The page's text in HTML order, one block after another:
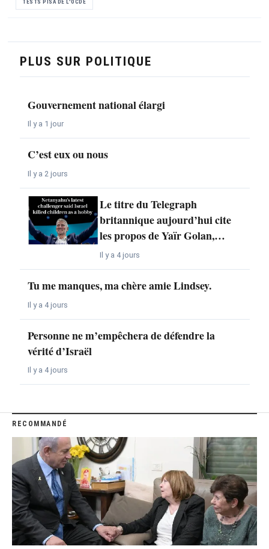
TESTS PISA DE L'OCDE
PLUS SUR POLITIQUE
Gouvernement national élargi
Il y a 1 jour
C’est eux ou nous
Il y a 2 jours
Le titre du Telegraph
britannique aujourd’hui cite
les propos de Yaïr Golan,…
Il y a 4 jours
Tu me manques, ma chère amie Lindsey.
Il y a 4 jours
Personne ne m’empêchera de défendre la
vérité d’Israël
Il y a 4 jours
RECOMMANDÉ